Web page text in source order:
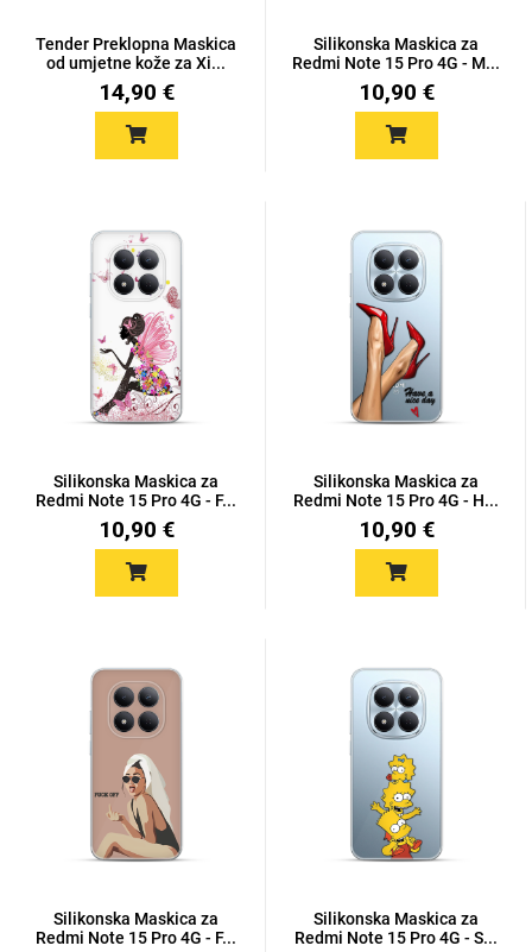
Tender Preklopna Maskica
od umjetne kože za Xi...
14,90 €
Silikonska Maskica za
Redmi Note 15 Pro 4G - M...
10,90 €
Silikonska Maskica za
Redmi Note 15 Pro 4G - F...
10,90 €
Silikonska Maskica za
Redmi Note 15 Pro 4G - H...
10,90 €
Silikonska Maskica za
Redmi Note 15 Pro 4G - F...
Silikonska Maskica za
Redmi Note 15 Pro 4G - S...